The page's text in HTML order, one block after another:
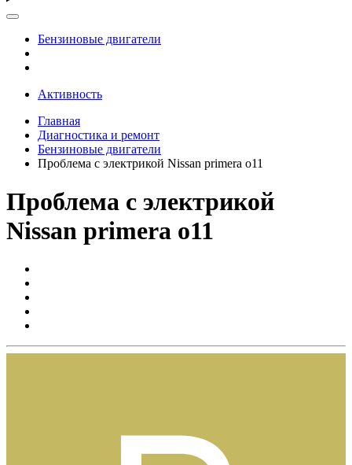
Бензиновые двигатели
Активность
Главная
Диагностика и ремонт
Бензиновые двигатели
Проблема с электрикой Nissan primera o11
Проблема с электрикой
Nissan primera o11